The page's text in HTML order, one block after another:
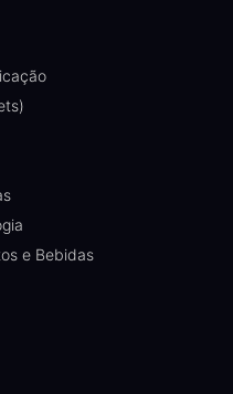
e Bebidas